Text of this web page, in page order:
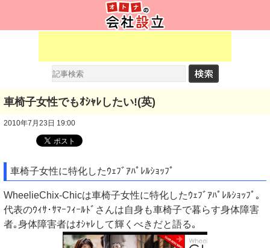
車椅子女性でもｵｼｬﾚしたい!(英)
2010年7月23日 19:00
車椅子女性に特化したｳｪﾌﾞｱﾊﾟﾚﾙｼｮｯﾌﾟ
WheelieChix-Chicは車椅子女性に特化したｳｪﾌﾞｱﾊﾟﾚﾙｼｮｯﾌﾟ｡
代表のｳｨｻ･ｻﾏｰﾌｨｰﾙﾄﾞさんは自身も車椅子で暮らす身体障害
者｡身体障害者はｵｼｬﾚして輝くべきだと語る｡